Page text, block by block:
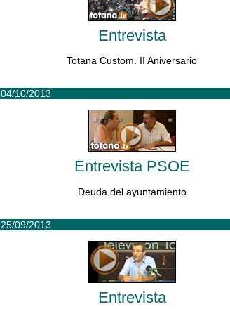
Entrevista
Totana Custom. II Aniversario
04/10/2013
Entrevista PSOE
Deuda del ayuntamiento
25/09/2013
Entrevista